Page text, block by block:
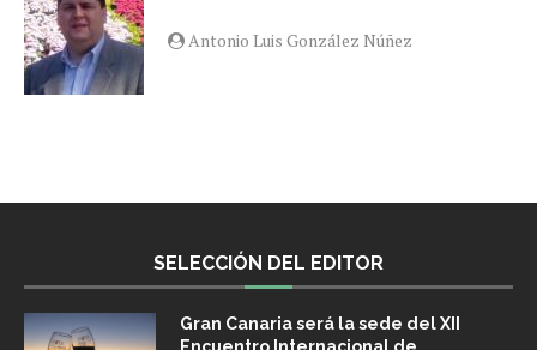
Antonio Luis González Núñez
SELECCIÓN DEL EDITOR
Gran Canaria será la sede del XII
Encuentro Internacional de